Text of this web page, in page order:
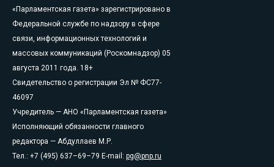
«Парламентская газета» зарегистрировано в
Федеральной службе по надзору в сфере
связи, информационных технологий и
массовых коммуникаций (Роскомнадзор) 05
августа 2011 года. 18+
Свидетельство о регистрации Эл № ФС77-
46097
Учредитель — АНО «Парламентская газета»
Исполняющий обязанности главного
редактора — Абдуллаев М.Р.
Тел.: +7 (495) 637–69–79 E-mail: pg@pnp.ru